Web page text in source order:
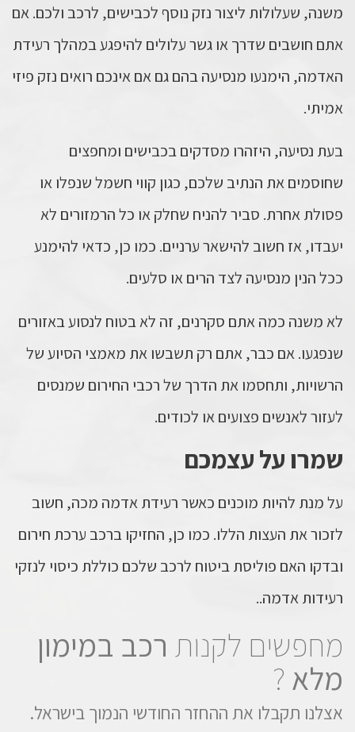
משנה, שעלולות ליצור נזק נוסף לכבישים, לרכב ולכם. אם
אתם חושבים שדרך או גשר עלולים להיפגע במהלך רעידת
האדמה, הימנעו מנסיעה בהם גם אם אינכם רואים נזק פיזי
אמיתי.
בעת נסיעה, היזהרו מסדקים בכבישים ומחפצים
שחוסמים את הנתיב שלכם, כגון קווי חשמל שנפלו או
פסולת אחרת. סביר להניח שחלק או כל הרמזורים לא
יעבדו, אז חשוב להישאר ערניים. כמו כן, כדאי להימנע
ככל הנין מנסיעה לצד הרים או סלעים.
לא משנה כמה אתם סקרנים, זה לא בטוח לנסוע באזורים
שנפגעו. אם כבר, אתם רק תשבשו את מאמצי הסיוע של
הרשויות, ותחסמו את הדרך של רכבי החירום שמנסים
לעזור לאנשים פצועים או לכודים.
שמרו על עצמכם
על מנת להיות מוכנים כאשר רעידת אדמה מכה, חשוב
לזכור את העצות הללו. כמו כן, החזיקו ברכב ערכת חירום
ובדקו האם פוליסת ביטוח לרכב שלכם כוללת כיסוי לנזקי
רעידות אדמה..
מחפשים לקנות רכב במימון
מלא ?
אצלנו תקבלו את ההחזר החודשי הנמוך בישראל.